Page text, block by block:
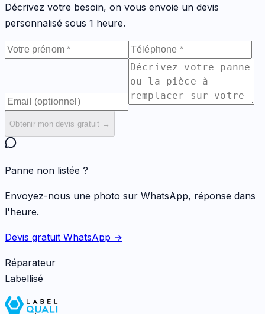
Décrivez votre besoin, on vous envoie un devis
personnalisé sous 1 heure.
Obtenir mon devis gratuit →
Panne non listée ?
Envoyez-nous une photo sur WhatsApp, réponse dans
l'heure.
Devis gratuit WhatsApp →
Réparateur
Labellisé